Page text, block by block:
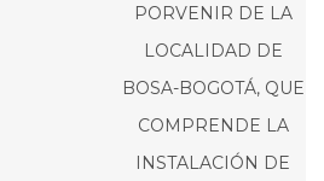
PORVENIR DE LA
LOCALIDAD DE
BOSA-BOGOTÁ, QUE
COMPRENDE LA
INSTALACIÓN DE